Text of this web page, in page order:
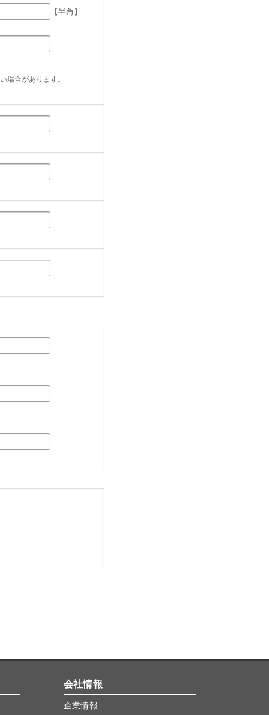
【半角】
場合があります。
会社情報
企業情報